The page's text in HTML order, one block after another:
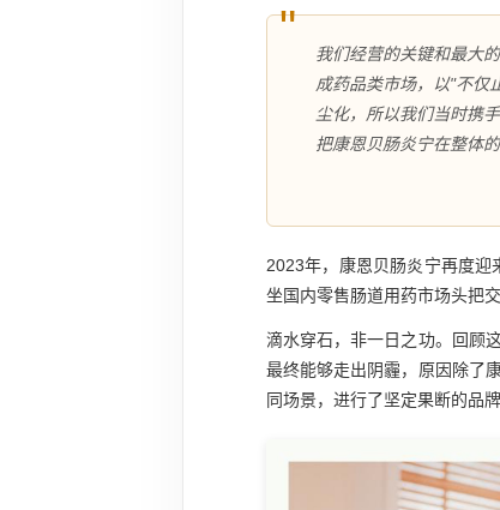
"
我们经营的关键和最大
成药品类市场，以"不仅
尘化，所以我们当时携
把康恩贝肠炎宁在整体
2023年，康恩贝肠炎宁再度
坐国内零售肠道用药市场头把
滴水穿石，非一日之功。回顾
最终能够走出阴霾，原因除了
同场景，进行了坚定果断的品